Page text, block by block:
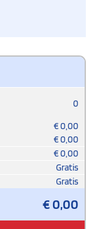
0
€0,00
€0,00
€0,00
Gratis
Gratis
€0,00